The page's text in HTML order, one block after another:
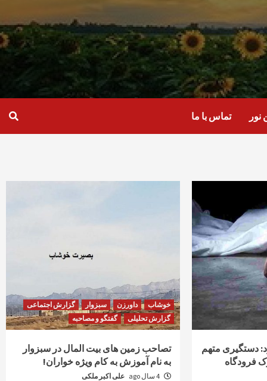
تماس با ما
دستگیری متهم
فرودگاه
خوشاب داورزن سبزوار
گزارش اجتماعی
گزارش تحلیلی
گفتگو و مصاحبه
تصاحب زمین های بیت المال در سبزوار
به نام آموزش به کام ویژه خواران!
علی اکبر ملکی